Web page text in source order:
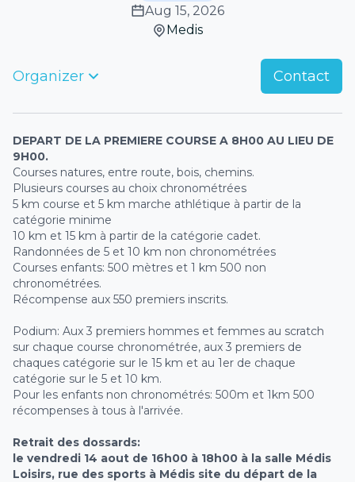
Aug 15, 2026
Medis
Organizer Contact
DEPART DE LA PREMIERE COURSE A 8H00 AU LIEU DE
9H00.
Courses natures, entre route, bois, chemins.
Plusieurs courses au choix chronométrées
5 km course et 5 km marche athlétique à partir de la
catégorie minime
10 km et 15 km à partir de la catégorie cadet.
Randonnées de 5 et 10 km non chronométrées
Courses enfants: 500 mètres et 1 km 500 non
chronométrées.
Récompense aux 550 premiers inscrits.
Podium: Aux 3 premiers hommes et femmes au scratch
sur chaque course chronométrée, aux 3 premiers de
chaques catégorie sur le 15 km et au 1er de chaque
catégorie sur le 5 et 10 km.
Pour les enfants non chronométrés: 500m et 1km 500
récompenses à tous à l'arrivée.
Retrait des dossards:
le vendredi 14 aout de 16h00 à 18h00 à la salle Médis
Loisirs, rue des sports à Médis site du départ de la